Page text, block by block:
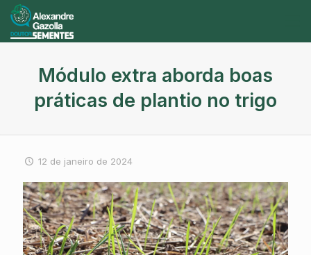
Módulo extra aborda boas
práticas de plantio no trigo
12 de janeiro de 2024